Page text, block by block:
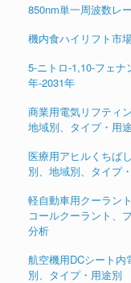
850nm単一周波数レ
機内食ハイリフト市
5-ニトロ-1,10-フェ
年-2031年
商業用電気リフティ
地域別、タイプ・用
医療用アヒルくちば
別、地域別、タイプ
軽自動車用クーラン
コールクーラント、
分析
航空機用DCシート
別、タイプ・用途別